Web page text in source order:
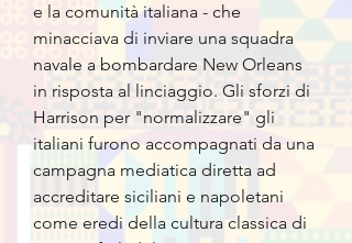
e la comunità italiana - che
minacciava di inviare una squadra
navale a bombardare New Orleans
in risposta al linciaggio. Gli sforzi di
Harrison per "normalizzare" gli
italiani furono accompagnati da una
campagna mediatica diretta ad
accreditare siciliani e napoletani
come eredi della cultura classica di